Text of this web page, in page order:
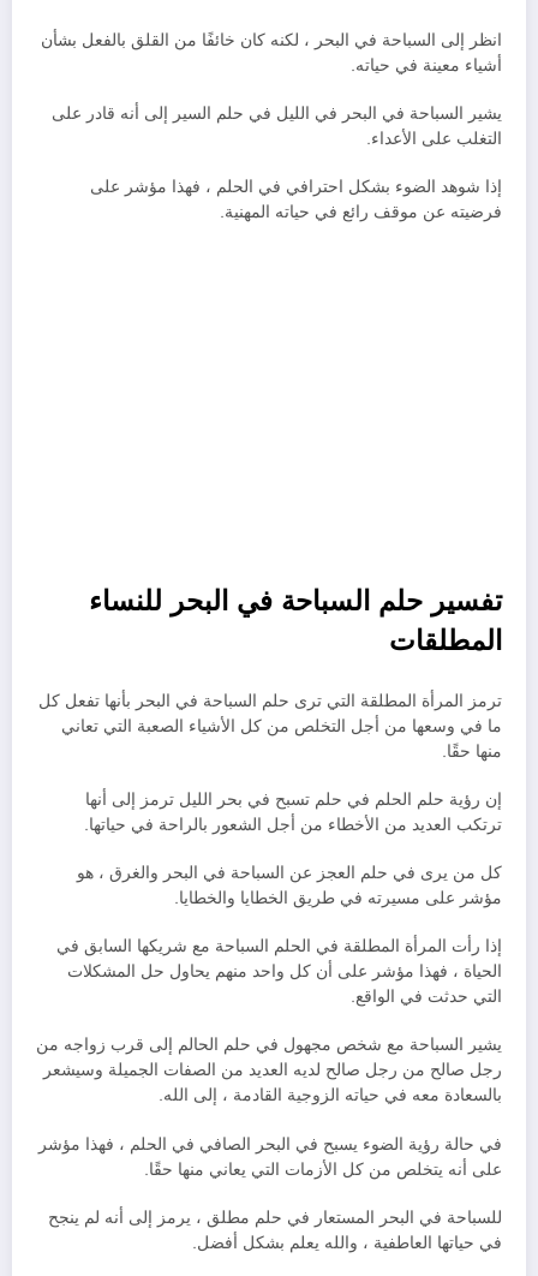
انظر إلى السباحة في البحر ، لكنه كان خائفًا من القلق بالفعل بشأن
أشياء معينة في حياته.
يشير السباحة في البحر في الليل في حلم السير إلى أنه قادر على
التغلب على الأعداء.
إذا شوهد الضوء بشكل احترافي في الحلم ، فهذا مؤشر على
فرضيته عن موقف رائع في حياته المهنية.
تفسير حلم السباحة في البحر للنساء
المطلقات
ترمز المرأة المطلقة التي ترى حلم السباحة في البحر بأنها تفعل كل
ما في وسعها من أجل التخلص من كل الأشياء الصعبة التي تعاني
منها حقًا.
إن رؤية حلم الحلم في حلم تسبح في بحر الليل ترمز إلى أنها
ترتكب العديد من الأخطاء من أجل الشعور بالراحة في حياتها.
كل من يرى في حلم العجز عن السباحة في البحر والغرق ، هو
مؤشر على مسيرته في طريق الخطايا والخطايا.
إذا رأت المرأة المطلقة في الحلم السباحة مع شريكها السابق في
الحياة ، فهذا مؤشر على أن كل واحد منهم يحاول حل المشكلات
التي حدثت في الواقع.
يشير السباحة مع شخص مجهول في حلم الحالم إلى قرب زواجه من
رجل صالح من رجل صالح لديه العديد من الصفات الجميلة وسيشعر
بالسعادة معه في حياته الزوجية القادمة ، إلى الله.
في حالة رؤية الضوء يسبح في البحر الصافي في الحلم ، فهذا مؤشر
على أنه يتخلص من كل الأزمات التي يعاني منها حقًا.
للسباحة في البحر المستعار في حلم مطلق ، يرمز إلى أنه لم ينجح
في حياتها العاطفية ، والله يعلم بشكل أفضل.